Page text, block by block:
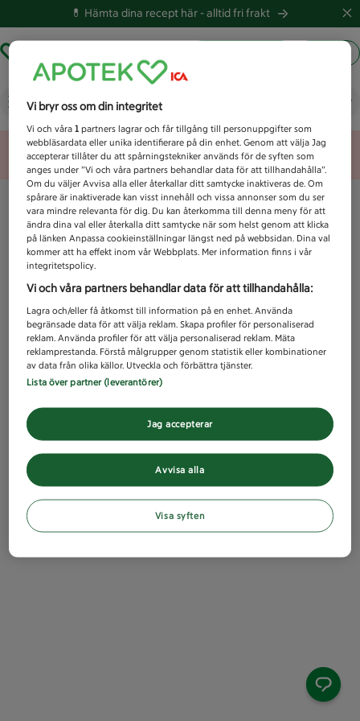
💊 Hämta dina recept här -alltid fri frakt
Vad letar du efter idag?
Unknown error
Vi bryr oss om din integritet
Vi och våra1 partners lagrar och får tillgång till personuppgifter som
webbläsardata eller unika identifierare på din enhet. Genom att välja Jag
accepterar tillåter du att spårningstekniker används för de syften som
anges under ”Vi och våra partners behandlar data för att tillhandahålla”.
Om du väljer Avvisa alla eller återkallar ditt samtycke inaktiveras de. Om
spårare är inaktiverade kan visst innehåll och vissa annonser som du ser
vara mindre relevanta för dig. Du kan återkomma till denna meny för att
ändra dina val eller återkalla ditt samtycke när som helst genom att klicka
på länken Anpassa cookieinställningar längst ned på webbsidan. Dina val
kommer att ha effekt inom vår Webbplats. Mer information finns i vår
integritetspolicy.
Vi och våra partners behandlar data för att tillhandahålla:
Lagra och/eller få åtkomst till information på en enhet. Använda
begränsade data för att välja reklam. Skapa profiler för personaliserad
reklam. Använda profiler för att välja personaliserad reklam. Mäta
reklamprestanda. Förstå målgrupper genom statistik eller kombinationer
av data från olika källor. Utveckla och förbättra tjänster.
Lista över partner (leverantörer)
Avvisa alla
Jag accepterar
Visa syften